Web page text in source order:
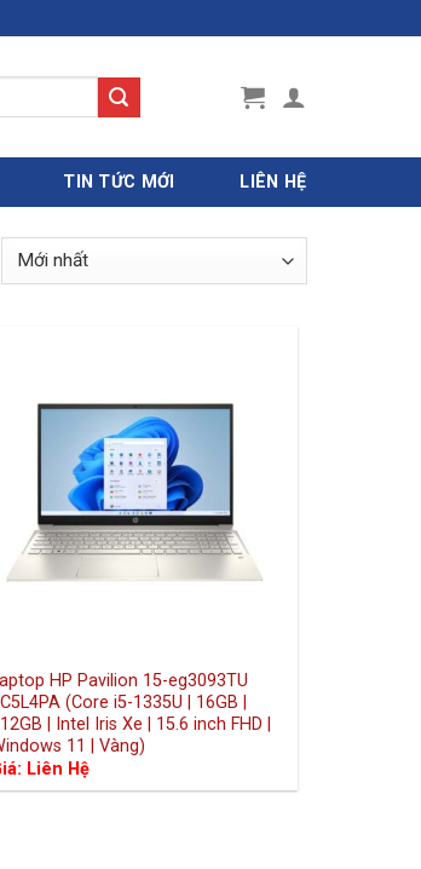
TIN TỨC MỚI LIÊN HỆ
HP Pavilion 15-eg3093TU
(Core i5-1335U | 16GB |
| Intel Iris Xe | 15.6 inch FHD |
11 | Vàng)
Liên Hệ